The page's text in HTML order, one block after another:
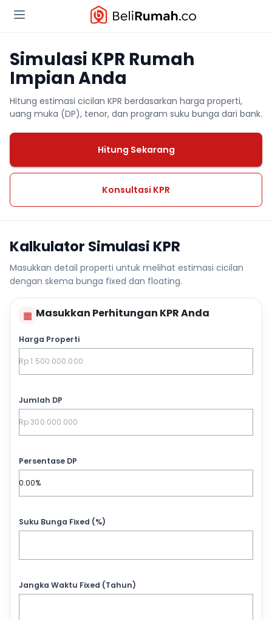
Simulasi KPR Rumah
Impian Anda
Hitung estimasi cicilan KPR berdasarkan harga properti,
uang muka (DP), tenor, dan program suku bunga dari bank.
Hitung Sekarang
Konsultasi KPR
Kalkulator Simulasi KPR
Masukkan detail properti untuk melihat estimasi cicilan
dengan skema bunga fixed dan floating.
▦ Masukkan Perhitungan KPR Anda
Harga Properti
Jumlah DP
Persentase DP
Suku Bunga Fixed (%)
Jangka Waktu Fixed (Tahun)